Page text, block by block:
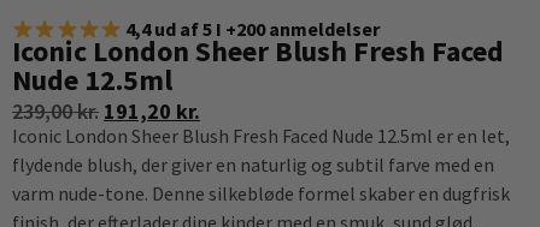
4,4 ud af 5 I +200 anmeldelser
Iconic London Sheer Blush Fresh Faced
Nude 12.5ml
239,00kr. 191,20 kr.
Iconic London Sheer Blush Fresh Faced Nude 12.5ml er en let,
flydende blush, der giver en naturlig og subtil farve med en
varm nude-tone. Denne silkebløde formel skaber en dugfrisk
finish, der efterlader dine kinder med en smuk, sund glød.